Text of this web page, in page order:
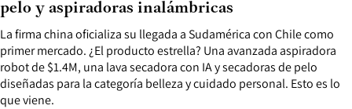
La firma china oficializa su llegada a Sudamérica con Chile como
primer mercado. ¿El producto estrella? Una avanzada aspiradora
robot de $1.4M, una lava secadora con IA y secadoras de pelo
diseñadas para la categoría belleza y cuidado personal. Esto es lo
que viene.
pelo y aspiradoras inalámbricas